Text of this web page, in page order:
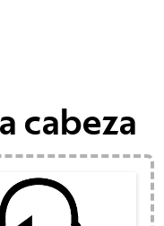
cabeza